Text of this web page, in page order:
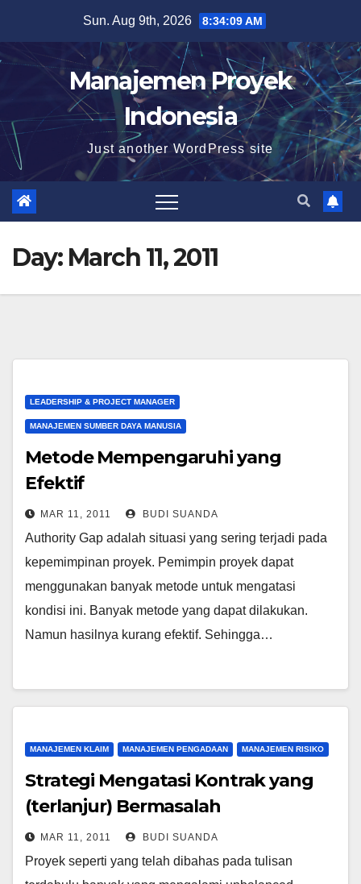
content
Sun. Aug 9th, 2026 8:34:10 AM
Manajemen Proyek
Indonesia
Just another WordPress site
Day: March 11, 2011
LEADERSHIP & PROJECT MANAGER
MANAJEMEN SUMBER DAYA MANUSIA
Metode Mempengaruhi yang
Efektif
MAR 11, 2011 BUDI SUANDA
Authority Gap adalah situasi yang sering terjadi pada
kepemimpinan proyek. Pemimpin proyek dapat
menggunakan banyak metode untuk mengatasi
kondisi ini. Banyak metode yang dapat dilakukan.
Namun hasilnya kurang efektif. Sehingga…
MANAJEMEN KLAIM MANAJEMEN PENGADAAN MANAJEMEN RISIKO
Strategi Mengatasi Kontrak yang
(terlanjur) Bermasalah
MAR 11, 2011 BUDI SUANDA
Proyek seperti yang telah dibahas pada tulisan